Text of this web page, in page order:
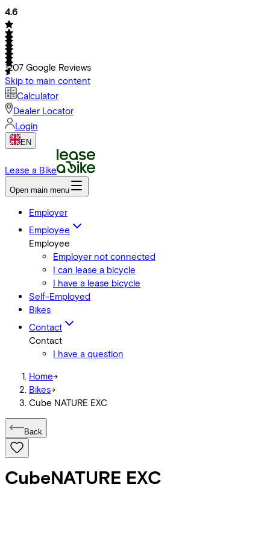
4.6
1207 Google Reviews
Skip to main content
Calculator
Dealer Locator
Login
EN
Lease a Bike
Open main menu
Employer
Employee
Employee
Employer not connected
I can lease a bicycle
I have a lease bicycle
Self-Employed
Bikes
Contact
Contact
I have a question
Home->
Bikes->
Cube NATURE EXC
Back
CubeNATURE EXC